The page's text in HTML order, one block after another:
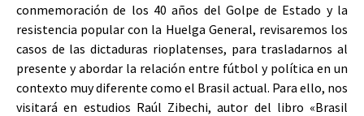
conmemoración de los 40 años del Golpe de Estado y la
resistencia popular con la Huelga General, revisaremos los
casos de las dictaduras rioplatenses, para trasladarnos al
presente y abordar la relación entre fútbol y política en un
contexto muy diferente como el Brasil actual. Para ello, nos
visitará en estudios Raúl Zibechi, autor del libro «Brasil